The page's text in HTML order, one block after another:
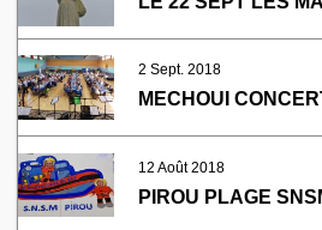
2 Sept. 2018
12 Août 2018
PIROU PLAGE